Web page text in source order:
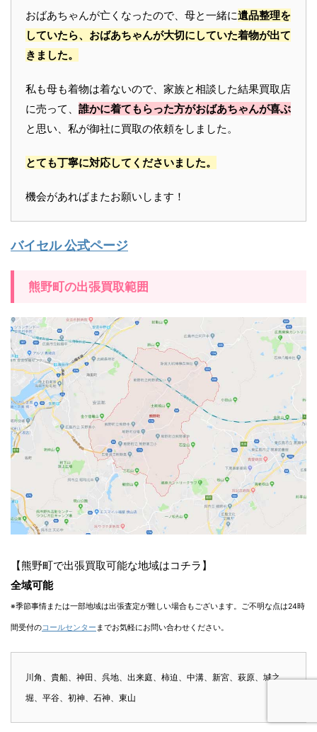
おばあちゃんが亡くなったので、母と一緒に遺品整理を
していたら、おばあちゃんが大切にしていた着物が出て
きました。
私も母も着物は着ないので、家族と相談した結果買取店
に売って、 誰かに着てもらった方がおばあちゃんが喜ぶ
と思い、私が御社に買取の依頼をしました。
とても丁寧に対応してくださいました。
機会があればまたお願いします！
バイセル 公式ページ
熊野町の出張買取範囲
【熊野町で出張買取可能な地域はコチラ】
全域可能
※季節事情または一部地域は出張査定が難しい場合もございます。ご不明な点は24時
間受付のコールセンター までお気軽にお問い合わせください。
川角、貴船、神田、呉地、出来庭、柿迫、中溝、新宮、萩原、城之
堀、平谷、初神、石神、東山